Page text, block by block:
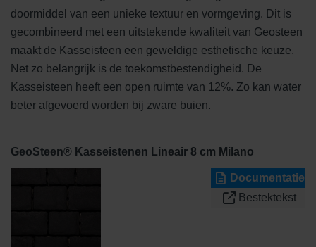
doormiddel van een unieke textuur en vormgeving. Dit is
gecombineerd met een uitstekende kwaliteit van Geosteen
maakt de Kasseisteen een geweldige esthetische keuze.
Net zo belangrijk is de toekomstbestendigheid. De
Kasseisteen heeft een open ruimte van 12%. Zo kan water
beter afgevoerd worden bij zware buien.
GeoSteen® Kasseistenen Lineair 8 cm Milano
Documentatie
Bestektekst